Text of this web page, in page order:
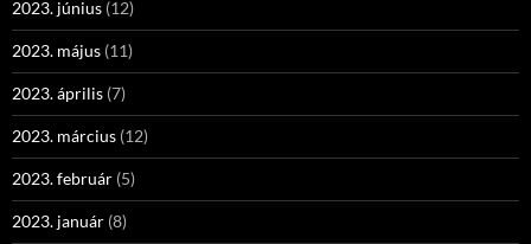
2023. június (12)
2023. május (11)
2023. április (7)
2023. március (12)
2023. február (5)
2023. január (8)